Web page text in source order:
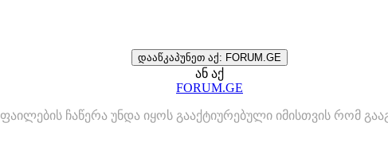
დააწკაპუნეთ აქ: FORUM.GE
ან აქ
FORUM.GE
ფაილების ჩაწერა უნდა იყოს გააქტიურებული იმისთვის რომ